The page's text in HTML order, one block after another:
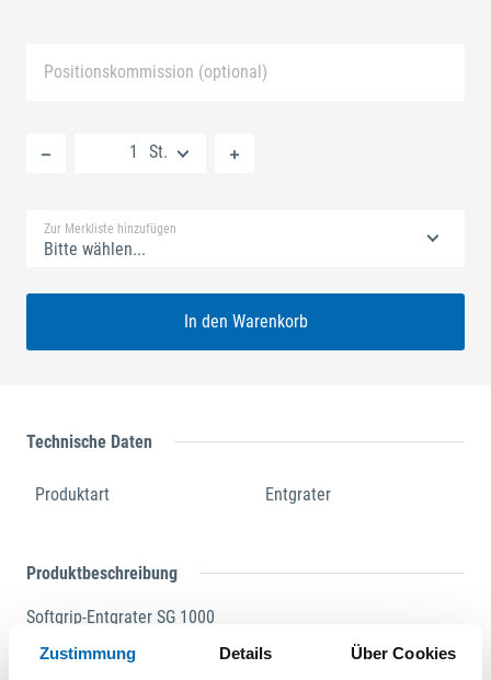
Zustimmung Details Über Cookies
Positionskommission (optional)
St.
Zur Merkliste hinzufügen
Bitte wählen...
In den Warenkorb
Technische Daten
Produktart Entgrater
Produktbeschreibung
Softgrip-Entgrater SG 1000
Ergonomisches, sehr handliches und robustes